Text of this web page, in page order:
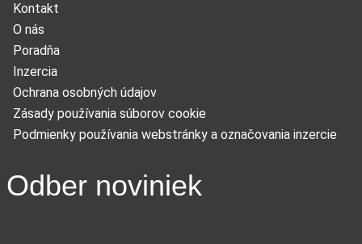
Kontakt
O nás
Poradňa
Inzercia
Ochrana osobných údajov
Zásady používania súborov cookie
Podmienky používania webstránky a označovania inzercie
Odber noviniek